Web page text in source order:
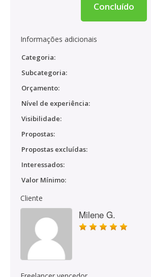
Concluído
Informações adicionais
Categoria:
Subcategoria:
Orçamento:
Nível de experiência:
Visibilidade:
Propostas:
Propostas excluídas:
Interessados:
Valor Mínimo:
Cliente
Milene G.